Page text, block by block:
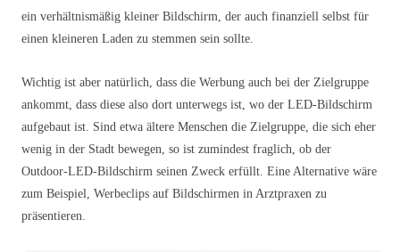
ein verhältnismäßig kleiner Bildschirm, der auch finanziell selbst für
einen kleineren Laden zu stemmen sein sollte.
Wichtig ist aber natürlich, dass die Werbung auch bei der Zielgruppe
ankommt, dass diese also dort unterwegs ist, wo der LED-Bildschirm
aufgebaut ist. Sind etwa ältere Menschen die Zielgruppe, die sich eher
wenig in der Stadt bewegen, so ist zumindest fraglich, ob der
Outdoor-LED-Bildschirm seinen Zweck erfüllt. Eine Alternative wäre
zum Beispiel, Werbeclips auf Bildschirmen in Arztpraxen zu
präsentieren.